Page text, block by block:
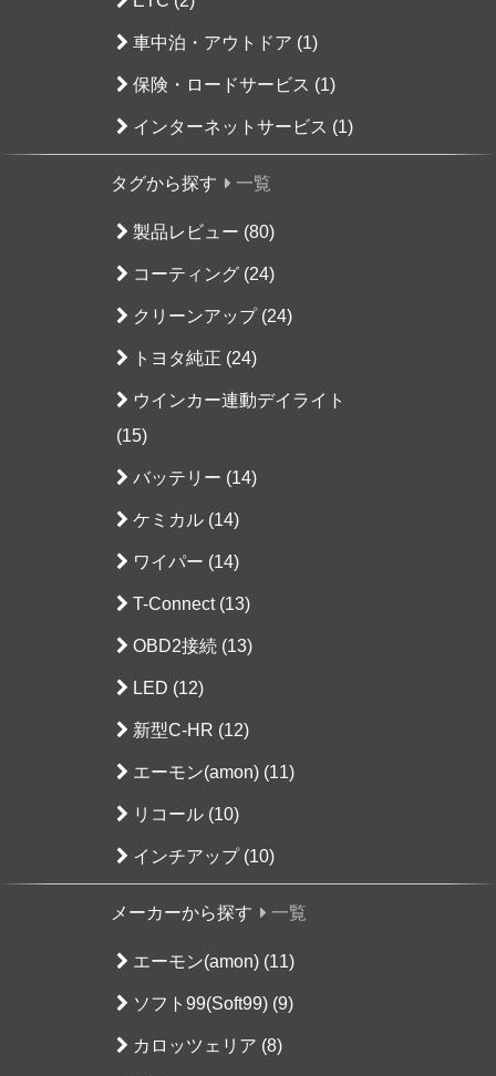
車中泊・アウトドア (1)
保険・ロードサービス (1)
インターネットサービス (1)
タグから探す 一覧
製品レビュー (80)
コーティング (24)
クリーンアップ (24)
トヨタ純正 (24)
ウインカー連動デイライト
(15)
バッテリー (14)
ケミカル (14)
ワイパー (14)
T-Connect (13)
OBD2接続 (13)
LED (12)
新型C-HR (12)
エーモン(amon) (11)
リコール (10)
インチアップ (10)
メーカーから探す 一覧
エーモン(amon) (11)
ソフト99(Soft99) (9)
カロッツェリア (8)